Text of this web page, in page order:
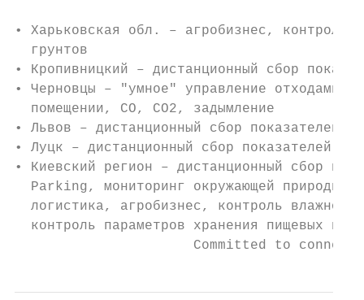
• Харьковская обл. – агробизнес, контроль
  грунтов
• Кропивницкий – дистанционный сбор
• Черновцы – "умное" управление отходами,
  помещении, CO, CO2, задымление
• Львов – дистанционный сбор показателей
• Луцк – дистанционный сбор показателей
• Киевский регион – дистанционный сбор
Parking, мониторинг окружающей природной
логистика, агробизнес, контроль
контроль параметров хранения пищевых
Committed to